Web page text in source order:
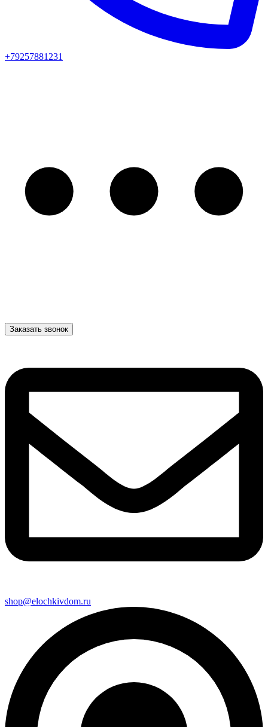
+79257881231
Заказать звонок
shop@elochkivdom.ru